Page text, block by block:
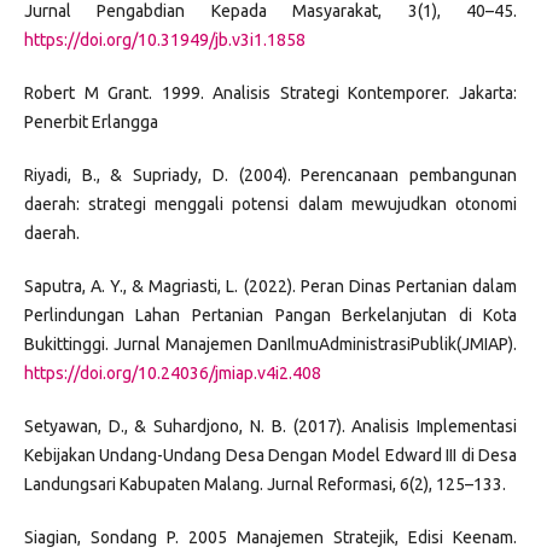
Jurnal Pengabdian Kepada Masyarakat, 3(1), 40–45.
https://doi.org/10.31949/jb.v3i1.1858
Robert M Grant. 1999. Analisis Strategi Kontemporer. Jakarta:
Penerbit Erlangga
Riyadi, B., & Supriady, D. (2004). Perencanaan pembangunan
daerah: strategi menggali potensi dalam mewujudkan otonomi
daerah.
Saputra, A. Y., & Magriasti, L. (2022). Peran Dinas Pertanian dalam
Perlindungan Lahan Pertanian Pangan Berkelanjutan di Kota
Bukittinggi. Jurnal Manajemen DanIlmuAdministrasiPublik(JMIAP).
https://doi.org/10.24036/jmiap.v4i2.408
Setyawan, D., & Suhardjono, N. B. (2017). Analisis Implementasi
Kebijakan Undang-Undang Desa Dengan Model Edward III di Desa
Landungsari Kabupaten Malang. Jurnal Reformasi, 6(2), 125–133.
Siagian, Sondang P. 2005 Manajemen Stratejik, Edisi Keenam.